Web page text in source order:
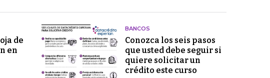
de
en
BANCOS
Conozca los seis pasos
que usted debe seguir si
quiere solicitar un
crédito este curso